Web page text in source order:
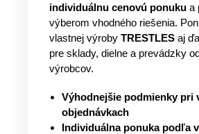
individuálnu cenovú ponuku a
výberom vhodného riešenia.
vlastnej výroby TRESTLES aj
pre sklady, dielne a prevádzky
výrobcov.
Výhodnejšie podmienky pri
objednávkach
Individuálna ponuka podľa